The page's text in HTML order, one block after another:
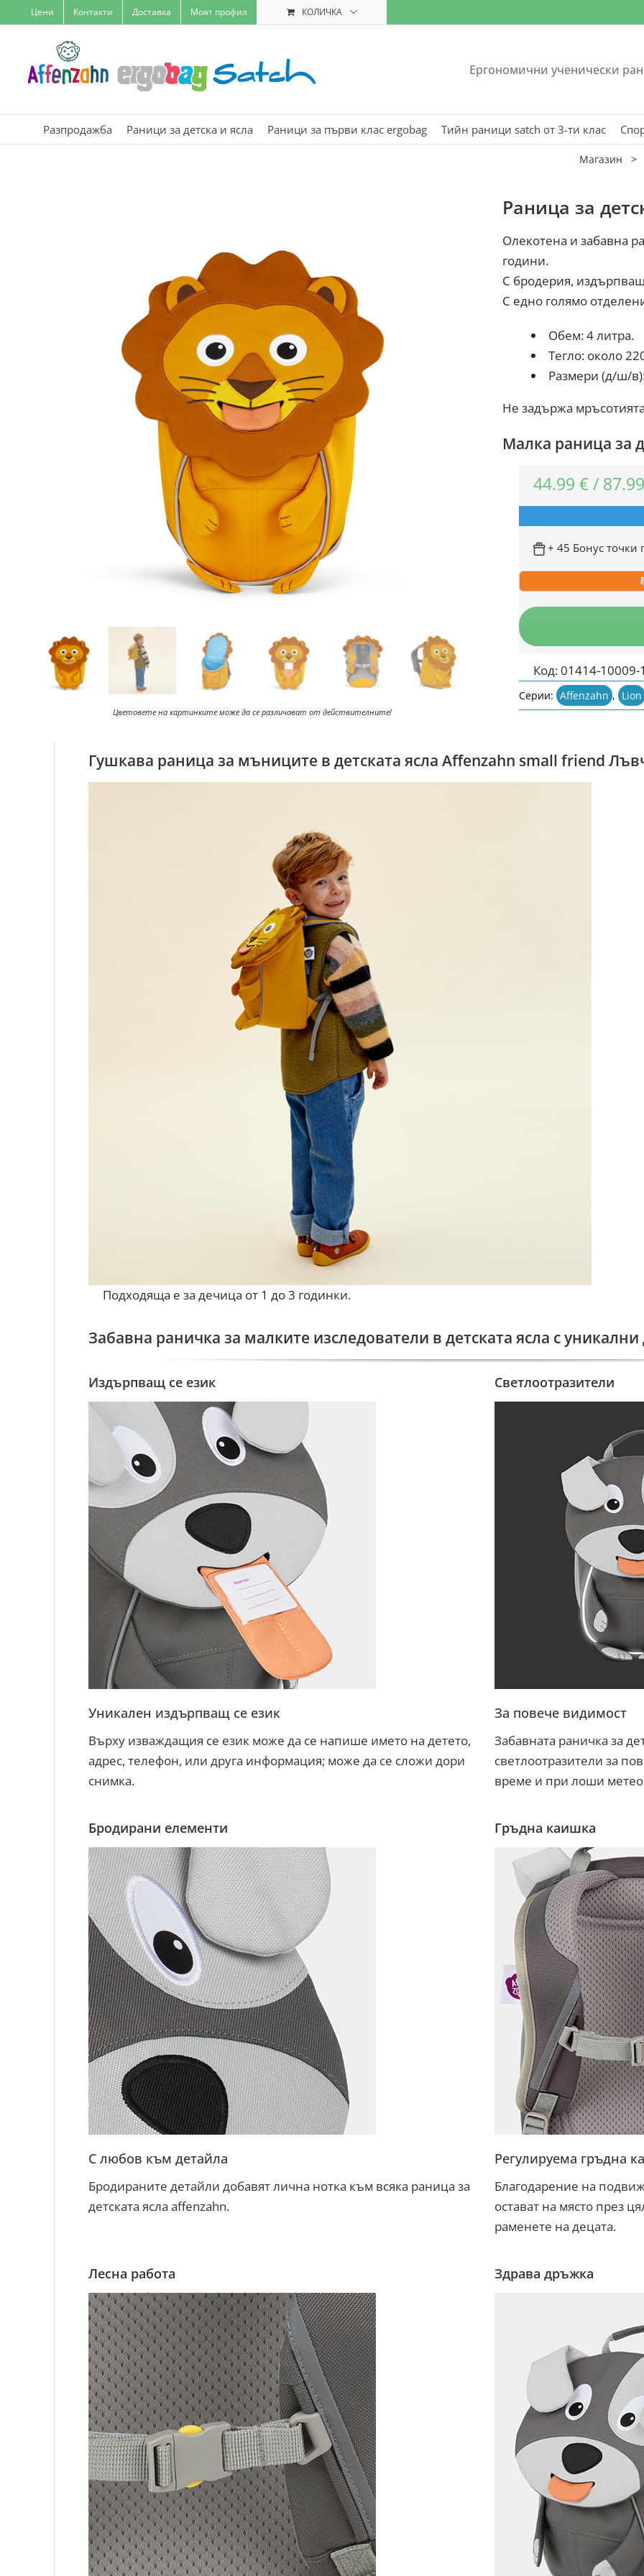
to
Цени Контакти Доставка Моят профил КОЛИЧКА
Ергономични ученически
Разпродажба Раници за детска и ясла Раници за първи клас ergobag Тийн раници satch от 3-ти клас
Магазин >
Цветовете на картинките може да се различават от действителните!
Раница за
Олекотена и забавна
години.
С бродерия,
С едно голямо
Обем: 4 литра.
Тегло: около
Размери (д/ш/
Не задържа
Малка раница за
44.99€ /
+ 45 Бонус точки
Код:01414-10009-
Серии: Affenzahn , Lion
Гушкава раница за мъниците в детската ясла Affenzahn small friend
Подходяща е за дечица от 1 до 3 годинки.
Забавна раничка за малките изследователи в детската ясла с
Издърпващ се език
Уникален издърпващ се език
Върху изваждащия се език може да се напише името на детето,
адрес, телефон, или друга информация; може да се сложи дори
снимка.
Светлоотразители
За повече видимост
Забавната раничка за
светлоотразители за
време и при лоши
Бродирани елементи
С любов към детайла
Бродираните детайли добавят лична нотка към всяка раница за
детската ясла affenzahn.
Гръдна каишка
Регулируема гръдна
Благодарение на
остават на място през
раменете на децата.
Лесна работа Здрава дръжка